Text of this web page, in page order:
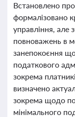
Встановлено
формалізовано
управління, але
повноважень в
занепокоєння
податкового
зокрема
визначено
зокрема щодо
мінімального